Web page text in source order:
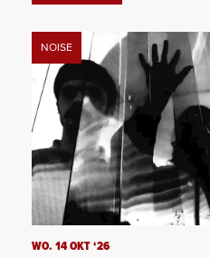
NOISE
WO. 14 OKT ‘26